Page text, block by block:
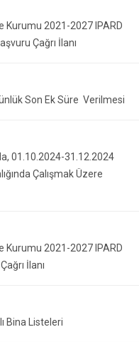
Kurumu 2021-2027 IPARD
Çağrı İlanı
Son Ek Süre Verilmesi
01.10.2024-31.12.2024
Çalışmak Üzere
Kurumu 2021-2027 IPARD
İlanı
Bina Listeleri